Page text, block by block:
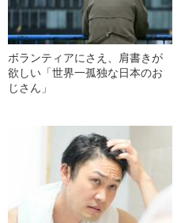
ボランティアにさえ、肩書きが
欲しい「世界一孤独な日本のお
じさん」